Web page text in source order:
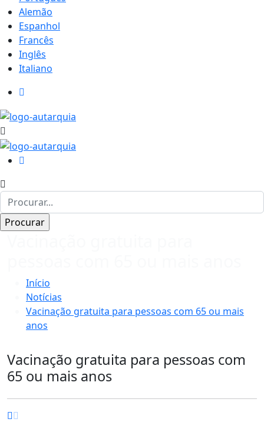
Alemão
Espanhol
Francês
Inglês
Italiano
Início
Notícias
Vacinação gratuita para pessoas com 65 ou mais
anos
Vacinação gratuita para pessoas com
65 ou mais anos